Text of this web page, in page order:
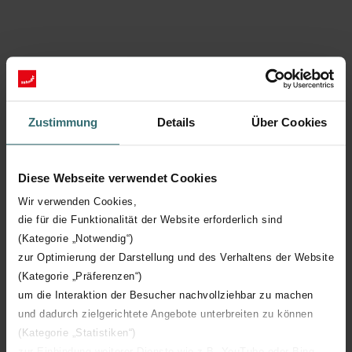
Zustimmung Details Über Cookies
Diese Webseite verwendet Cookies
Wir verwenden Cookies,
die für die Funktionalität der Website erforderlich sind
(Kategorie „Notwendig“)
zur Optimierung der Darstellung und des Verhaltens der Website
(Kategorie „Präferenzen“)
um die Interaktion der Besucher nachvollziehbar zu machen
und dadurch zielgerichtete Angebote unterbreiten zu können
(Kategorie „Statistiken“)
Niveau 2
Une ventilation décentralisée assure l’alimentation en air
frais d’une habitation par le biais d’une unité de
ventilation encastrée dans le mur extérieur de l’une des
qualité de l’air en dépit d’une consommation d’énergie
inférieure. Confort intérieur moyen à bon.